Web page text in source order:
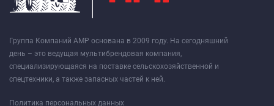
Группа Компаний АМР основана в 2009 году. На сегодняшний
день – это ведущая мультибрендовая компания,
специализирующаяся на поставке сельскохозяйственной и
спецтехники, а также запасных частей к ней.
Политика персональных данных